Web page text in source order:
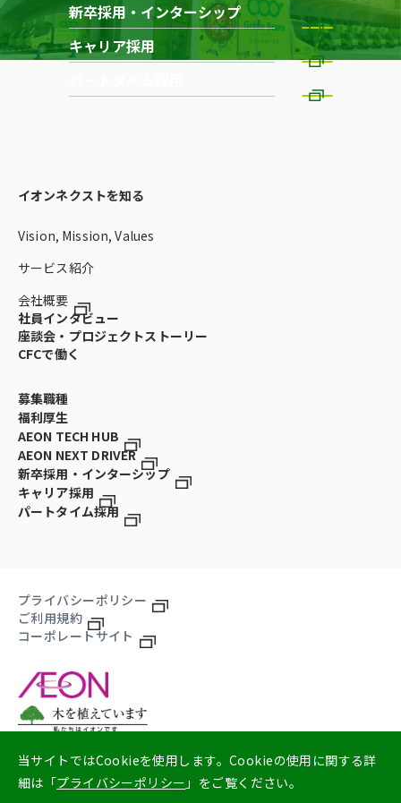
新卒採用・インターシップ
キャリア採用
イオンネクストを知る
Vision, Mission, Values
サービス紹介
会社概要
社員インタビュー
座談会・プロジェクトストーリー
CFCで働く
募集職種
福利厚生
AEON TECH HUB
AEON NEXT DRIVER
新卒採用・インターシップ
キャリア採用
パートタイム採用
プライバシーポリシー
ご利用規約
コーポレートサイト
当サイトではCookieを使用します。Cookieの使用に関する詳
細は「プライバシーポリシー 」をご覧ください。